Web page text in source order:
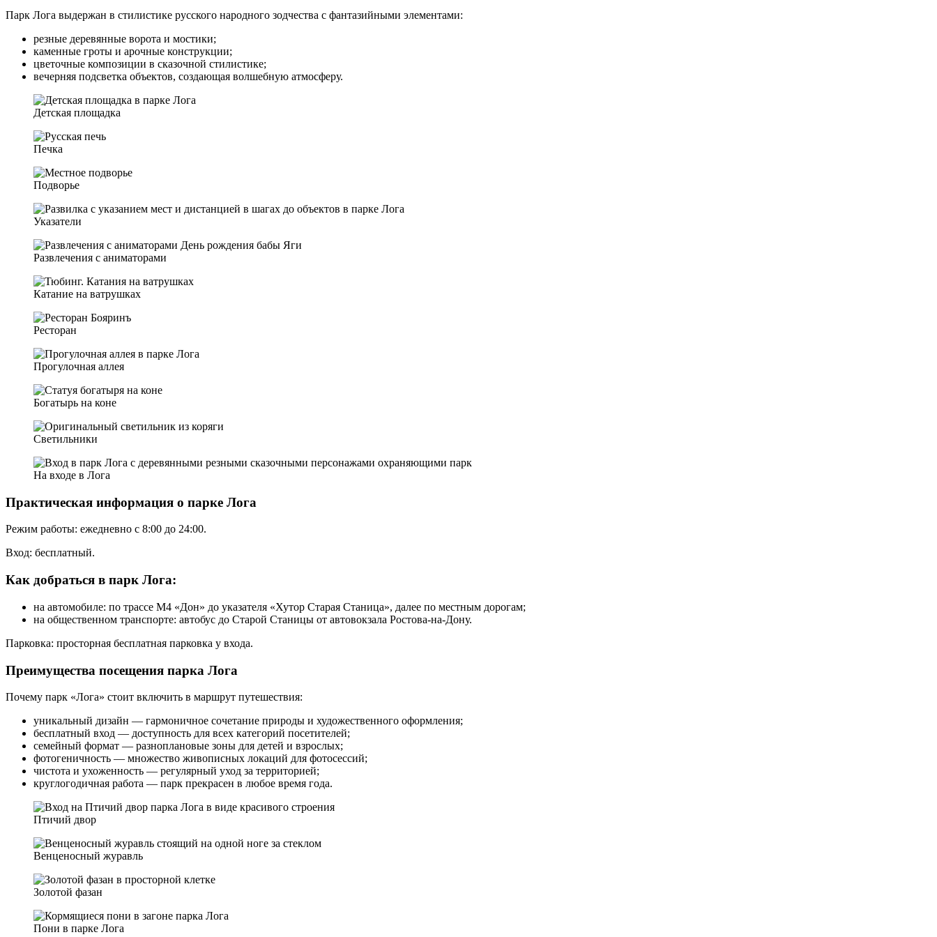
Парк Лога выдержан в стилистике русского народного зодчества с фантазийными элементами:
резные деревянные ворота и мостики;
каменные гроты и арочные конструкции;
цветочные композиции в сказочной стилистике;
вечерняя подсветка объектов, создающая волшебную атмосферу.
Детская площадка
Печка
Подворье
Указатели
Развлечения с аниматорами
Катание на ватрушках
Ресторан
Прогулочная аллея
Богатырь на коне
Светильники
На входе в Лога
Практическая информация о парке Лога
Режим работы: ежедневно с 8:00 до 24:00.
Вход: бесплатный.
Как добраться в парк Лога:
на автомобиле: по трассе М4 «Дон» до указателя «Хутор Старая Станица», далее по местным дорогам;
на общественном транспорте: автобус до Старой Станицы от автовокзала Ростова‑на‑Дону.
Парковка: просторная бесплатная парковка у входа.
Преимущества посещения парка Лога
Почему парк «Лога» стоит включить в маршрут путешествия:
уникальный дизайн — гармоничное сочетание природы и художественного оформления;
бесплатный вход — доступность для всех категорий посетителей;
семейный формат — разноплановые зоны для детей и взрослых;
фотогеничность — множество живописных локаций для фотосессий;
чистота и ухоженность — регулярный уход за территорией;
круглогодичная работа — парк прекрасен в любое время года.
Птичий двор
Венценосный журавль
Золотой фазан
Пони в парке Лога